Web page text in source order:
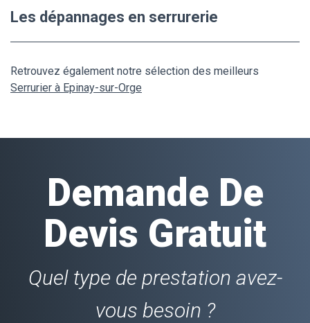
Les dépannages en serrurerie
Retrouvez également notre sélection des meilleurs
Serrurier à Epinay-sur-Orge
Demande De
Devis Gratuit
Quel type de prestation avez-
vous besoin ?